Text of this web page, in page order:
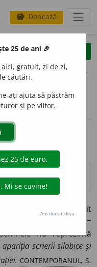
savings Donează
clear
opțiuni
la silabe; alcătuit
) =
nu reprezintă
apariția scrierii silabice și
CONTEMPORANUL, S.
25 de ani 🎉
gratuit, zi de zi,
căutări.
ați ajuta să păstrăm
și pe viitor.
Am donat deja.